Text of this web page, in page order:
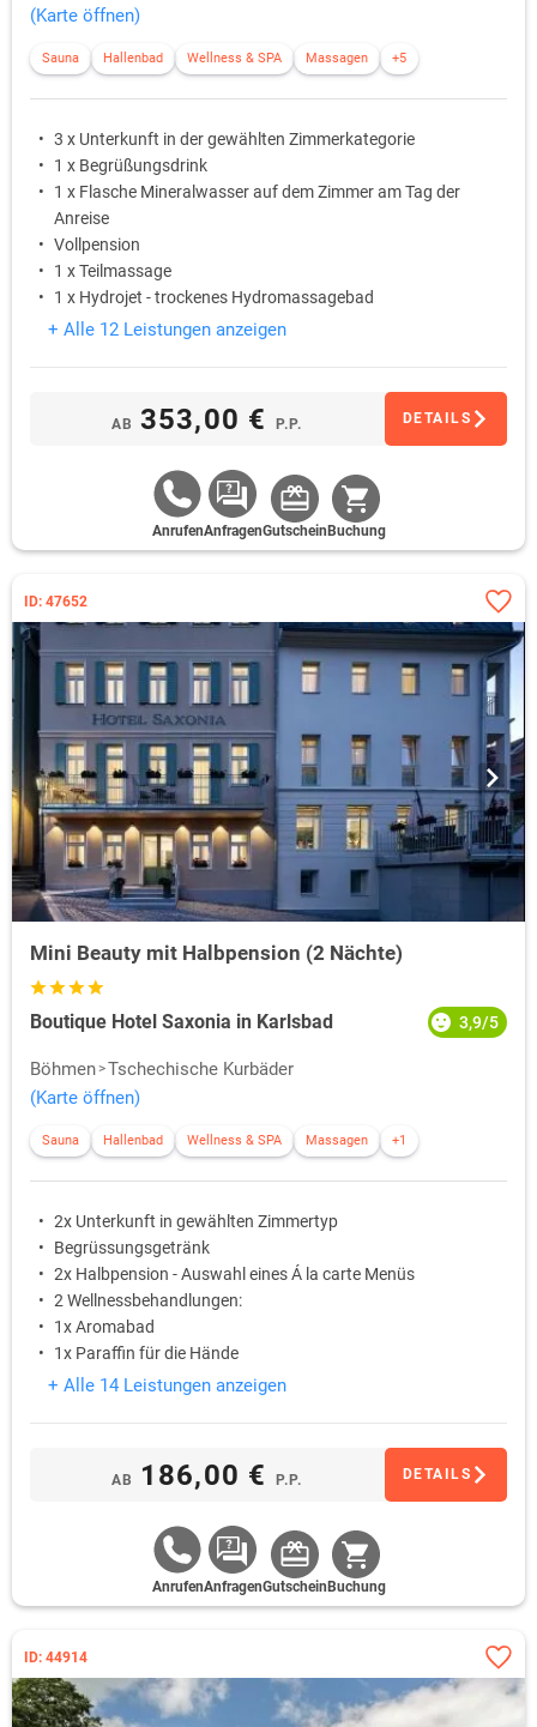
(Karte öffnen)
Sauna Hallenbad Wellness & SPA Massagen +5
3 x Unterkunft in der gewählten Zimmerkategorie
1 x Begrüßungsdrink
1 x Flasche Mineralwasser auf dem Zimmer am Tag der
Anreise
Vollpension
1 x Teilmassage
1 x Hydrojet - trockenes Hydromassagebad
+ Alle 12 Leistungen anzeigen
AB 353,00 € P.P. DETAILS
AnrufenAnfragenGutschein Buchung
ID: 47652
Mini Beauty mit Halbpension (2 Nächte)
Boutique Hotel Saxonia in Karlsbad 3,9/5
Böhmen Tschechische Kurbäder
(Karte öffnen)
Sauna Hallenbad Wellness & SPA Massagen +1
2x Unterkunft in gewählten Zimmertyp
Begrüssungsgetränk
2x Halbpension - Auswahl eines Á la carte Menüs
2 Wellnessbehandlungen:
1x Aromabad
1x Paraffin für die Hände
+ Alle 14 Leistungen anzeigen
AB 186,00 € P.P. DETAILS
AnrufenAnfragenGutschein Buchung
ID: 44914